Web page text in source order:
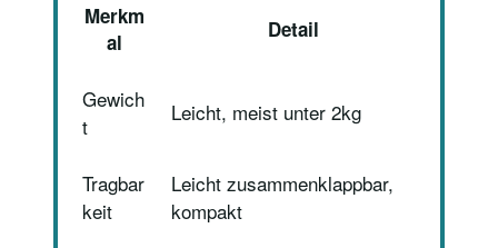
Merkm
al
Detail
Gewich
t
Leicht, meist unter 2kg
Tragbar
keit
Leicht zusammenklappbar,
kompakt